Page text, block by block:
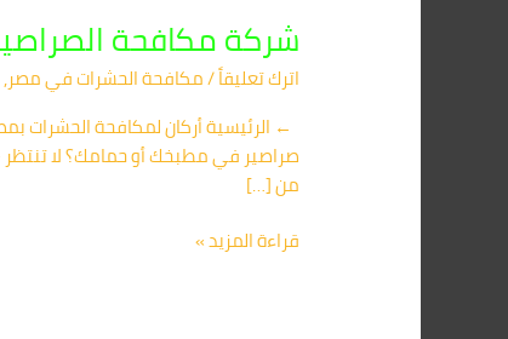
شركة مكافحة
اترك تعليقاً/مكافحة الحشرات في مصر,
صراصير في مطبخك أو حمامك؟ لا تنتظر
من […]
قراءة المزيد »